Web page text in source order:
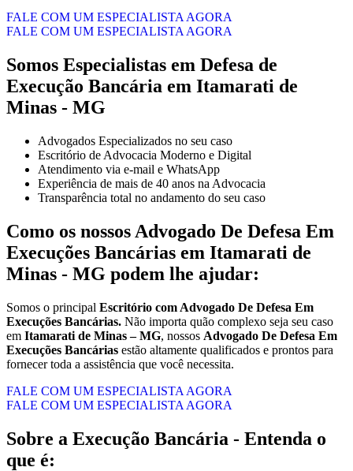
FALE COM UM ESPECIALISTA AGORA
FALE COM UM ESPECIALISTA AGORA
Somos Especialistas em Defesa de
Execução Bancária em Itamarati de
Minas - MG
Advogados Especializados no seu caso
Escritório de Advocacia Moderno e Digital
Atendimento via e-mail e WhatsApp
Experiência de mais de 40 anos na Advocacia
Transparência total no andamento do seu caso
Como os nossos Advogado De Defesa Em
Execuções Bancárias em Itamarati de
Minas - MG podem lhe ajudar:
Somos o principal Escritório com Advogado De Defesa Em
Execuções Bancárias. Não importa quão complexo seja seu caso
em Itamarati de Minas – MG, nossos Advogado De Defesa Em
Execuções Bancárias estão altamente qualificados e prontos para
fornecer toda a assistência que você necessita.
FALE COM UM ESPECIALISTA AGORA
FALE COM UM ESPECIALISTA AGORA
Sobre a Execução Bancária - Entenda o
que é: